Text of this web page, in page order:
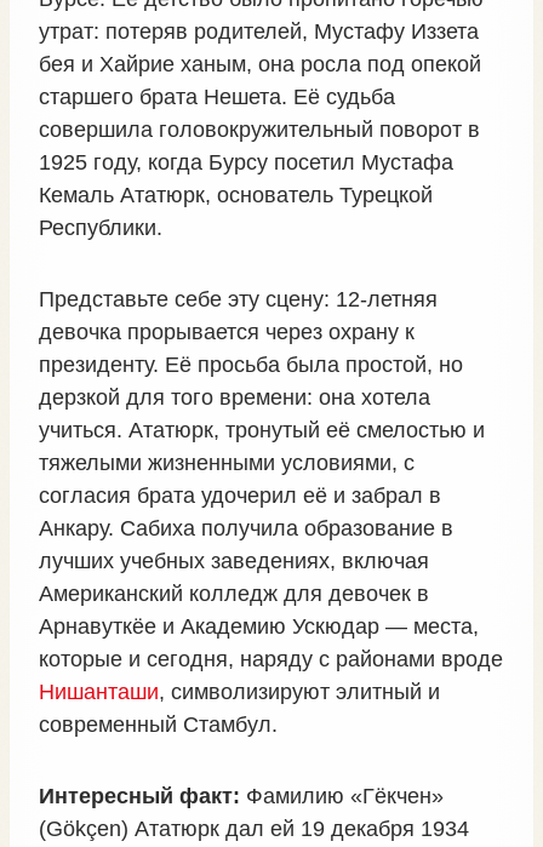
утрат: потеряв родителей, Мустафу Иззета
бея и Хайрие ханым, она росла под опекой
старшего брата Нешета. Её судьба
совершила головокружительный поворот в
1925 году, когда Бурсу посетил Мустафа
Кемаль Ататюрк, основатель Турецкой
Республики.
Представьте себе эту сцену: 12-летняя
девочка прорывается через охрану к
президенту. Её просьба была простой, но
дерзкой для того времени: она хотела
учиться. Ататюрк, тронутый её смелостью и
тяжелыми жизненными условиями, с
согласия брата удочерил её и забрал в
Анкару. Сабиха получила образование в
лучших учебных заведениях, включая
Американский колледж для девочек в
Арнавуткёе и Академию Ускюдар — места,
которые и сегодня, наряду с районами вроде
Нишанташи, символизируют элитный и
современный Стамбул.
Интересный факт: Фамилию «Гёкчен»
(Gökçen) Ататюрк дал ей 19 декабря 1934